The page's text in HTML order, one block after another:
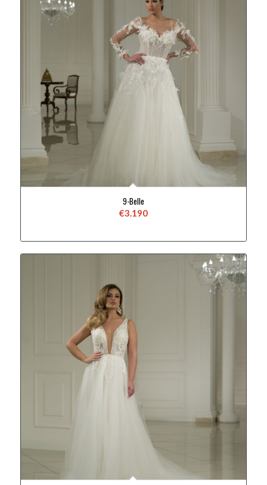
9-Belle
€3.190